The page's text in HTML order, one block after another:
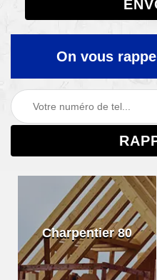
On vous
Charpentier 80